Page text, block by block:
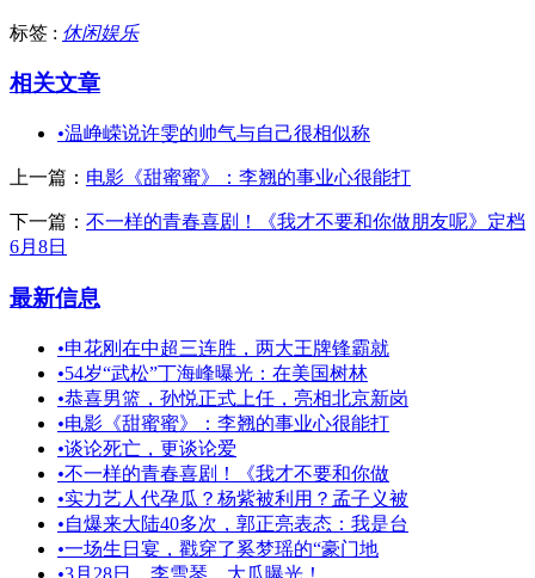
标签 : 休闲娱乐
相关文章
•温峥嵘说许雯的帅气与自己很相似称
上一篇： 电影《甜蜜蜜》：李翘的事业心很能打
下一篇： 不一样的青春喜剧！《我才不要和你做朋友呢》定档
6月8日
最新信息
•申花刚在中超三连胜，两大王牌锋霸就
•54岁“武松”丁海峰曝光：在美国树林
•恭喜男篮，孙悦正式上任，亮相北京新岗
•电影《甜蜜蜜》：李翘的事业心很能打
•谈论死亡，更谈论爱
•不一样的青春喜剧！《我才不要和你做
•实力艺人代孕瓜？杨紫被利用？孟子义被
•自爆来大陆40多次，郭正亮表态：我是台
•一场生日宴，戳穿了奚梦瑶的“豪门地
•3月28日，李雪琴，大瓜曝光！